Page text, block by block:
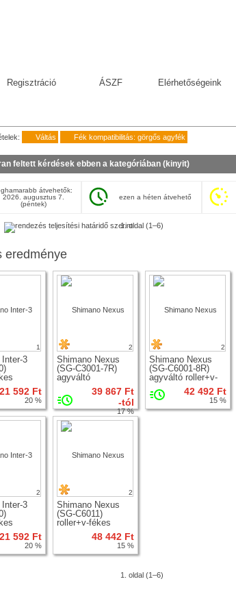
Váltás Fék kompatibilitás: görgős agyfék
feltett kérdések ebben a kategóriában (kinyit)
átvehetők:
2026. augusztus 7.
(péntek)
ezen a héten átvehető
1. oldal (1–6)
eredménye
1
3
21 592 Ft
20 %
2
Shimano Nexus
(SG-C3001-7R)
agyváltó
39 867 Ft
-tól
17 %
2
Shimano Nexus
(SG-C6001-8R)
agyváltó roller+v-
42 492 Ft
15 %
2
3
21 592 Ft
20 %
2
Shimano Nexus
(SG-C6011)
roller+v-fékes
48 442 Ft
15 %
1. oldal (1–6)
Regisztráció ÁSZF Elérhetőségeink